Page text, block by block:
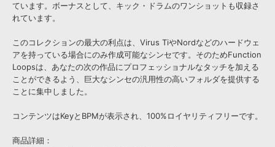
ています。ボーナスとして、キック・ドラムのワンショットも収録さ
れています。
このコレクションの最大の利点は、Virus TiやNordなどのハードウェ
アを持っている場合にのみ作成可能なシンセです。そのためFunction
Loopsは、あなたの次の作品にプロフェッショナルなタッチを加える
ことができるよう、巨大なシンセの汎用性の高いフォルダを提供する
ことに集中しました。
コンテンツはKeyとBPMが表示され、100%ロイヤリティフリーです。
商品詳細：